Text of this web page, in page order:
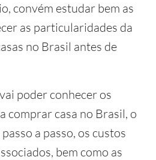
convém estudar bem as
as particularidades da
no Brasil antes de
poder conhecer os
comprar casa no Brasil, o
a passo, os custos
bem como as